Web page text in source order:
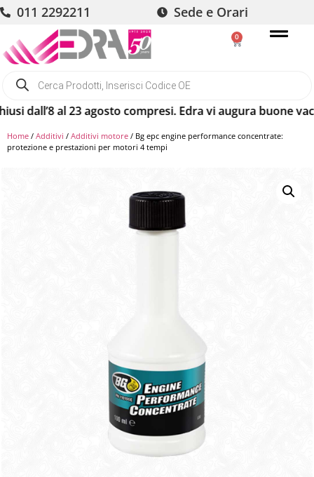
011 2292211 Sede e Orari
0
dall’8 al 23 agosto compresi. Edra vi augura buone
Home / Additivi / Additivi motore / Bg epc engine performance concentrate:
protezione e prestazioni per motori 4 tempi